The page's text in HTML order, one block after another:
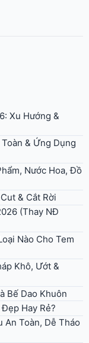
Xu Hướng &
& Ứng Dụng
Nước Hoa, Đồ
& Cắt Rời
(Thay NĐ
Nào Cho Tem
Khô, Ướt &
Bế Dao Khuôn
Hay Rẻ?
An Toàn, Dễ Tháo